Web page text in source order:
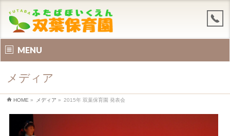
MENU
メディア
HOME » メディア » 2015年 双葉保育園 発表会